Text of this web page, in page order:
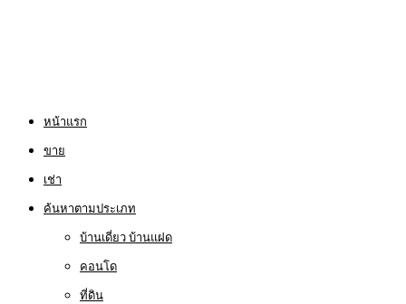
หน้าแรก
ขาย
เช่า
ค้นหาตามประเภท
บ้านเดี่ยว บ้านแฝด
คอนโด
ที่ดิน